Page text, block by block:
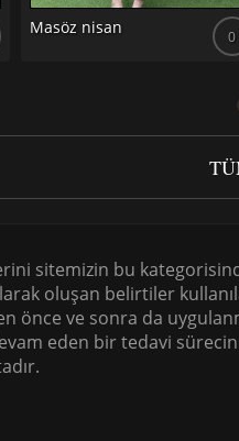
Masöz nisan 0
sitemizin bu
oluşan belirtiler
önce ve sonra da
eden bir tedavi